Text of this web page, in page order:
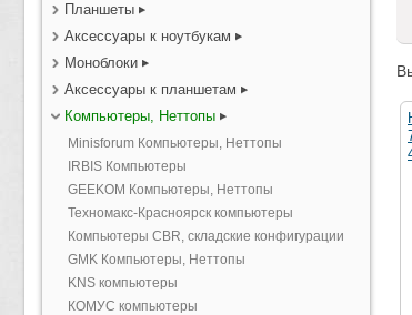
Планшеты
Аксессуары к ноутбукам
Моноблоки
Аксессуары к планшетам
Компьютеры, Неттопы
Minisforum Компьютеры, Неттопы
IRBIS Компьютеры
GEEKOM Компьютеры, Неттопы
Техномакс-Красноярск компьютеры
Компьютеры CBR, складские конфигурации
GMK Компьютеры, Неттопы
KNS компьютеры
КОМУС компьютеры